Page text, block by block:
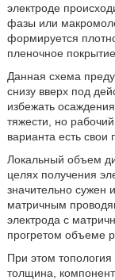
электроде
фазы или
формируется
пленочное покрытие.
Данная схема
снизу вверх под
избежать
тяжести, но
варианта есть свои
Локальный объем
целях получения
значительно сужен
матричным
электрода с
прогретом объеме
При этом
толщина,